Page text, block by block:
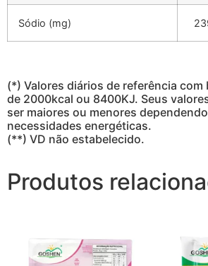
Sódio (mg)
(*) Valores diários de referência com
de 2000kcal ou 8400KJ. Seus
ser maiores ou menores
necessidades energéticas.
(**) VD não estabelecido.
Produtos